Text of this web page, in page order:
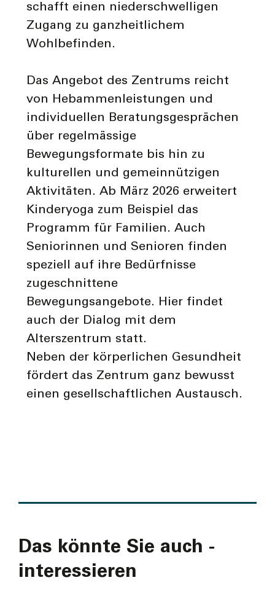
schafft einen niederschwelligen
Zugang zu ganzheitlichem
Wohlbefinden.
Das Angebot des Zentrums reicht
von Hebammenleistungen und
individuellen Beratungsgesprächen
über regelmässige
Bewegungsformate bis hin zu
kulturellen und gemeinnützigen
Aktivitäten. Ab März 2026 erweitert
Kinderyoga zum Beispiel das
Programm für Familien. Auch
Seniorinnen und Senioren finden
speziell auf ihre Bedürfnisse
zugeschnittene
Bewegungsangebote. Hier findet
auch der Dialog mit dem
Alterszentrum statt.
Neben der körperlichen Gesundheit
fördert das Zentrum ganz bewusst
einen gesellschaftlichen Austausch.
Das könnte Sie auch ­
interes­sieren